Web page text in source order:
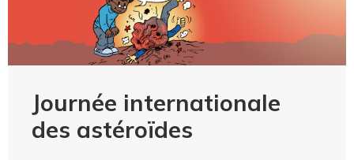
Journée internationale
des astéroïdes